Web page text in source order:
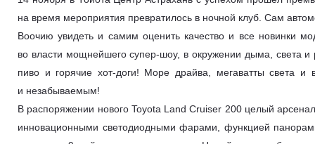
на время мероприятия превратилось в ночной клуб. Сам
Воочию увидеть и самим оценить качество и все новинки
во власти мощнейшего супер-шоу, в окружении дыма, света
пиво и горячие хот-доги! Море драйва, мегаватты света
и незабываемым!
В распоряжении нового Toyota Land Cruiser 200 целый
инновационными светодиодными фарами, функцией